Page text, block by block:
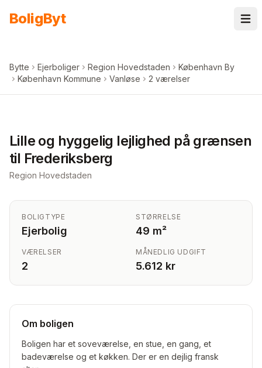
BoligByt
Bytte Ejerboliger Region Hovedstaden
København By
København Kommune
Vanløse 2 værelser
billeder i appen
Lille og hyggelig lejlighed på grænsen
til Frederiksberg
Region Hovedstaden
BOLIGTYPE
Ejerbolig
STØRRELSE
49 m²
VÆRELSER
2
MÅNEDLIG UDGIFT
5.612 kr
Om boligen
Boligen har et soveværelse, en stue, en gang, et
badeværelse og et køkken. Der er en dejlig fransk